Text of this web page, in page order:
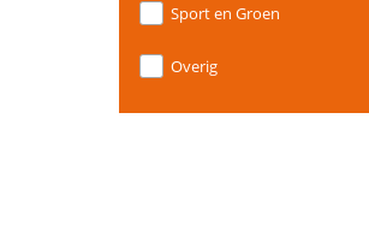
Sport en Groen
Overig